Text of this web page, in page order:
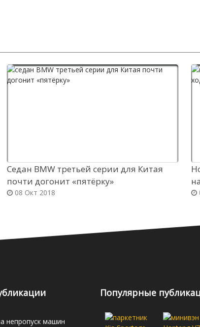
Седан BMW третьей серии для Китая
почти догонит «пятёрку»
08 Окт 2018
непропуск машин
Популярные